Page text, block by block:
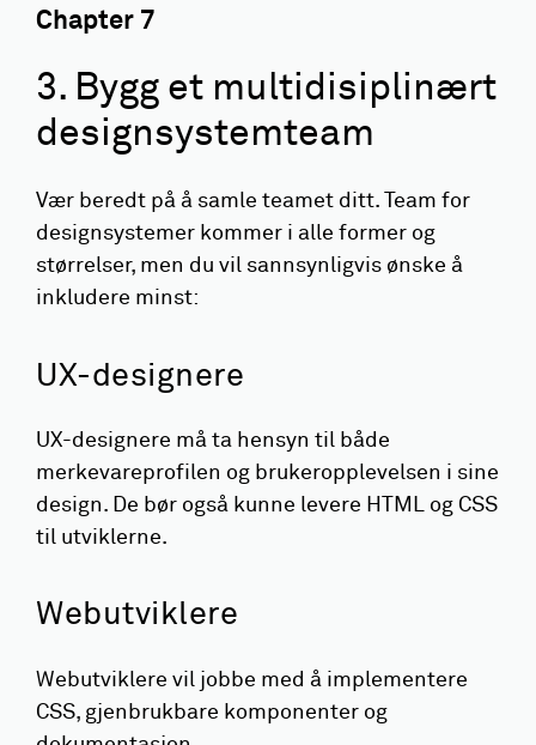
Chapter 7
3. Bygg et multidisiplinært
designsystemteam
Vær beredt på å samle teamet ditt. Team for
designsystemer kommer i alle former og
størrelser, men du vil sannsynligvis ønske å
inkludere minst:
UX-designere
UX-designere må ta hensyn til både
merkevareprofilen og brukeropplevelsen i sine
design. De bør også kunne levere HTML og CSS
til utviklerne.
Webutviklere
Webutviklere vil jobbe med å implementere
CSS, gjenbrukbare komponenter og